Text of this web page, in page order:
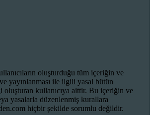
oluşturduğu tüm içeriğin ve
yayınlanması ile ilgili yasal bütün
kullanıcıya aittir. Bu içeriğin ve
yasalarla düzenlenmiş kurallara
hiçbir şekilde sorumlu değildir.